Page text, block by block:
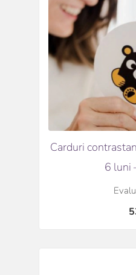
Carduri
6 luni